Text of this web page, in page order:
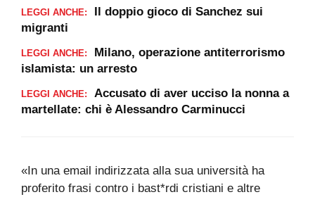
LEGGI ANCHE:
Il doppio gioco di Sanchez sui
migranti
LEGGI ANCHE:
Milano, operazione antiterrorismo
islamista: un arresto
LEGGI ANCHE:
Accusato di aver ucciso la nonna a
martellate: chi è Alessandro Carminucci
«In una email indirizzata alla sua università ha
proferito frasi contro i bast*rdi cristiani e altre